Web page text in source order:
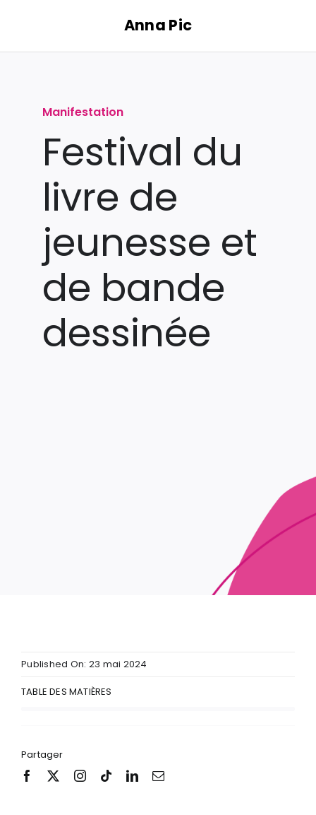
contenu
Anna Pic
Manifestation
Festival du
livre de
jeunesse et
de bande
dessinée
Published On: 23 mai 2024
TABLE DES MATIÈRES
Partager